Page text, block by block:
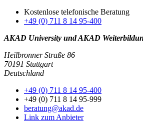
Kostenlose telefonische Beratung
+49 (0) 711 8 14 95-400
AKAD University und AKAD
Heilbronner Straße 86
70191 Stuttgart
Deutschland
+49 (0) 711 8 14 95-400
+49 (0) 711 8 14 95-999
beratung@akad.de
Link zum Anbieter